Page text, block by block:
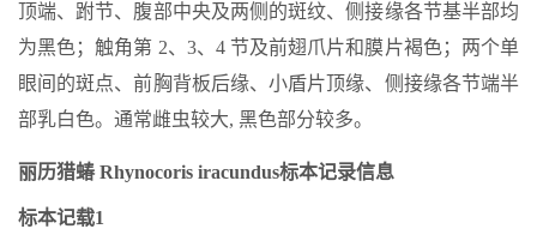
顶端、跗节、腹部中央及两侧的斑纹、侧接缘各节基半部均
为黑色；触角第 2、3、4 节及前翅爪片和膜片褐色；两个单
眼间的斑点、前胸背板后缘、小盾片顶缘、侧接缘各节端半
部乳白色。通常雌虫较大, 黑色部分较多。
丽历猎蝽 Rhynocoris iracundus标本记录信息
标本记载1